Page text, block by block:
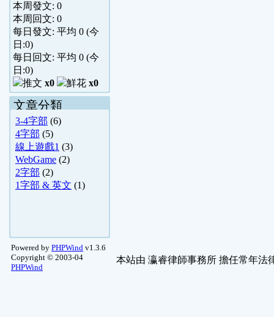
本周發文: 0
本周回文: 0
每日發文: 平均 0 (今
日:0)
每日回文: 平均 0 (今
日:0)
x0
x0
文章分類
3-4字部 (6)
4字部 (5)
線上遊戲1 (3)
WebGame (2)
2字部 (2)
1字部 & 英文 (1)
Powered by PHPWind v1.3.6
Copyright © 2003-04
PHPWind
本站由 瀛睿律師事務所 擔任常年法